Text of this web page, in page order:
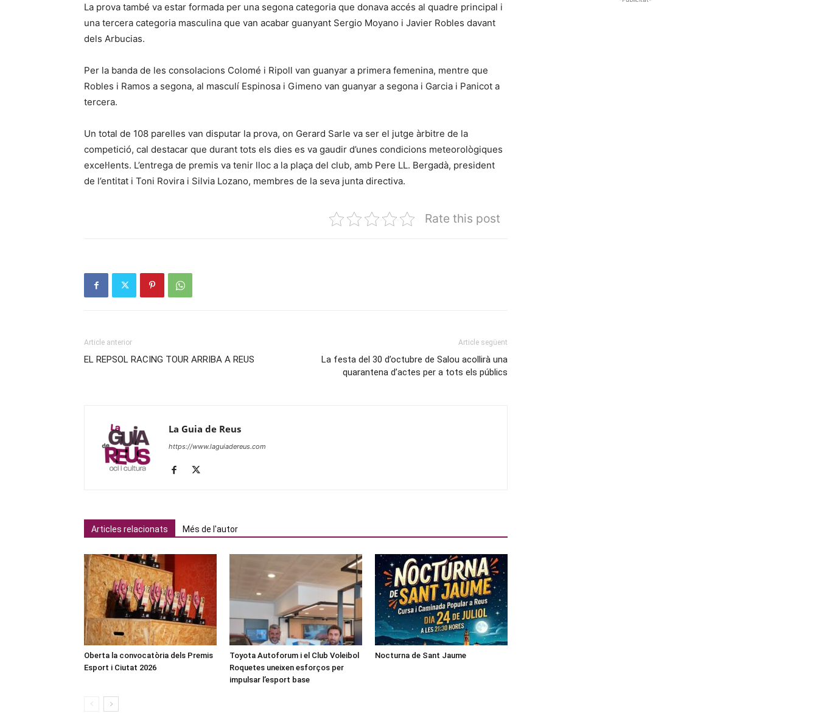
La prova també va estar formada per una segona categoria que donava accés al quadre principal i
una tercera categoria masculina que van acabar guanyant Sergio Moyano i Javier Robles davant
dels Arbucias.
Per la banda de les consolacions Colomé i Ripoll van guanyar a primera femenina, mentre que
Robles i Ramos a segona, al masculí Espinosa i Gimeno van guanyar a segona i Garcia i Panicot a
tercera.
Un total de 108 parelles van disputar la prova, on Gerard Sarle va ser el jutge àrbitre de la
competició, cal destacar que durant tots els dies es va gaudir d’unes condicions meteorològiques
excel·lents. L’entrega de premis va tenir lloc a la plaça del club, amb Pere LL. Bergadà, president
de l’entitat i Toni Rovira i Silvia Lozano, membres de la seva junta directiva.
Rate this post
Article anterior
EL REPSOL RACING TOUR ARRIBA A REUS
Article següent
La festa del 30 d’octubre de Salou acollirà una
quarantena d’actes per a tots els públics
La Guia de Reus
https://www.laguiadereus.com
Articles relacionats Més de l'autor
Oberta la convocatòria dels Premis
Esport i Ciutat 2026
Toyota Autoforum i el Club Voleibol
Roquetes uneixen esforços per
impulsar l’esport base
Nocturna de Sant Jaume